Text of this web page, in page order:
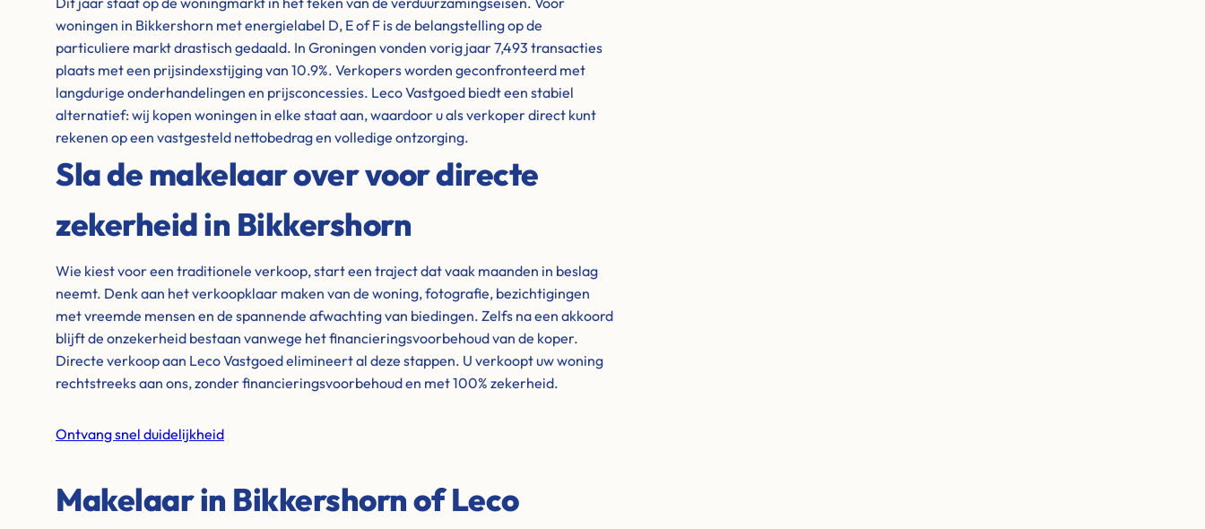
woningen in Bikkershorn met energielabel D, E of F is de belangstelling op de
particuliere markt drastisch gedaald. In Groningen vonden vorig jaar 7,493 transacties
plaats met een prijsindexstijging van 10.9%. Verkopers worden geconfronteerd met
langdurige onderhandelingen en prijsconcessies. Leco Vastgoed biedt een stabiel
alternatief: wij kopen woningen in elke staat aan, waardoor u als verkoper direct kunt
rekenen op een vastgesteld nettobedrag en volledige ontzorging.
Sla de makelaar over voor directe
zekerheid in Bikkershorn
Wie kiest voor een traditionele verkoop, start een traject dat vaak maanden in beslag
neemt. Denk aan het verkoopklaar maken van de woning, fotografie, bezichtigingen
met vreemde mensen en de spannende afwachting van biedingen. Zelfs na een akkoord
blijft de onzekerheid bestaan vanwege het financieringsvoorbehoud van de koper.
Directe verkoop aan Leco Vastgoed elimineert al deze stappen. U verkoopt uw woning
rechtstreeks aan ons, zonder financieringsvoorbehoud en met 100% zekerheid.
Ontvang snel duidelijkheid
Makelaar in Bikkershorn of Leco